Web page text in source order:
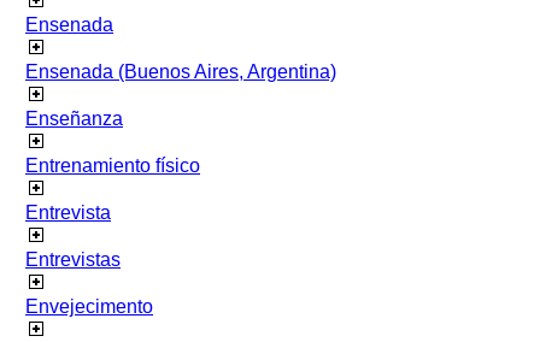
Ensenada
Ensenada (Buenos Aires, Argentina)
Enseñanza
Entrenamiento físico
Entrevista
Entrevistas
Envejecimento